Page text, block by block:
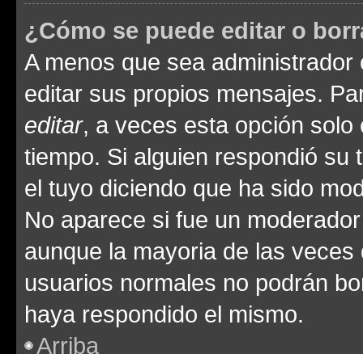
¿Cómo se puede editar o
A menos que sea
editar sus propios mensajes.
editar, a veces esta opción
tiempo. Si alguien respondió
el tuyo diciendo que ha sido
No aparece si fue un
aunque la mayoria de las
usuarios normales no podrán
haya respondido el mismo.
Arriba